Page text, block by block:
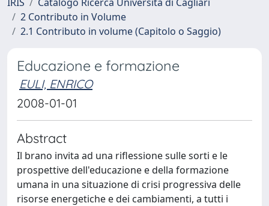
2 Contributo in Volume
2.1 Contributo in volume (Capitolo o Saggio)
Educazione e formazione
EULI, ENRICO
2008-01-01
Abstract
Il brano invita ad una riflessione sulle sorti e le
prospettive dell'educazione e della formazione
umana in una situazione di crisi progressiva delle
risorse energetiche e dei cambiamenti, a tutti i